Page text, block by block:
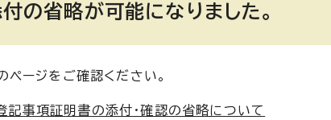
の省略が可能になりました。
ージをご確認ください。
記事項証明書の添付・確認の省略について